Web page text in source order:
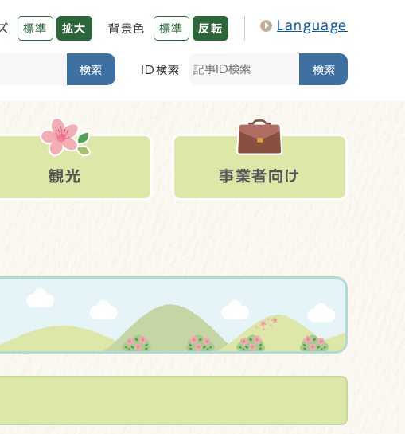
標準 拡大 背景色 標準 反転 Language
検索 ID検索 検索
観光 事業者向け